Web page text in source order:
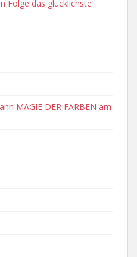
Folge das glücklichste
MAGIE DER FARBEN am